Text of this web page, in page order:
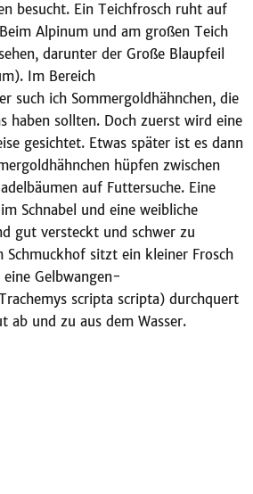
besucht. Ein Teichfrosch ruht auf
Alpinum und am großen Teich
darunter der Große Blaupfeil
Im Bereich
such ich Sommergoldhähnchen, die
haben sollten. Doch zuerst wird eine
gesichtet. Etwas später ist es dann
hüpfen zwischen
auf Futtersuche. Eine
Schnabel und eine weibliche
gut versteckt und schwer zu
Schmuckhof sitzt ein kleiner Frosch
Gelbwangen-
scripta scripta) durchquert
ab und zu aus dem Wasser.